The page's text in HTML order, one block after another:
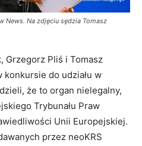
News. Na zdjęciu sędzia Tomasz
Grzegorz Pliś i Tomasz
do udziału w
że to organ nielegalny,
Trybunału Praw
Unii Europejskiej.
przez neoKRS